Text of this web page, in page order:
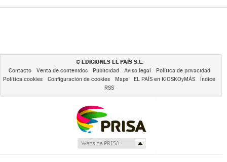
© EDICIONES EL PAÍS S.L.
Contacto Venta de contenidos Publicidad Aviso legal
Política de privacidad
Política cookies
Configuración de cookies Mapa EL PAÍS en KIOSKOyMÁS
Índice
RSS